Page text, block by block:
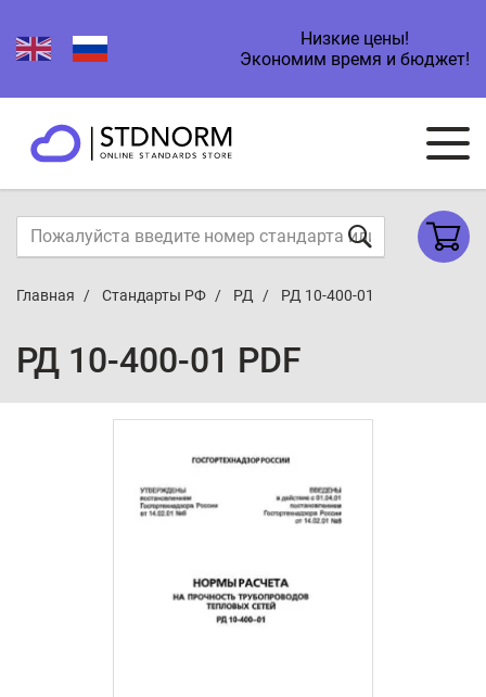
Низкие цены!
Экономим время и бюджет!
Главная Стандарты РФ РД РД 10-400-01
РД 10-400-01 PDF